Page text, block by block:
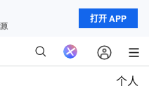
打开 APP
个人